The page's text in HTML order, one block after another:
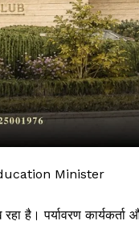
Minister
है। पर्यावरण कार्यकर्ता